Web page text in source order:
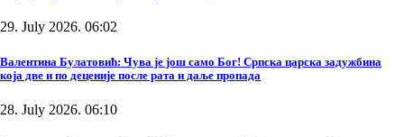
29. July 2026. 06:02
Валентина Булатовић: Чува је још само Бог! Српска царска задужбина
која две и по деценије после рата и даље пропада
28. July 2026. 06:10